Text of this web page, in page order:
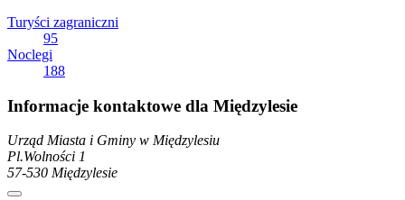
Turyści zagraniczni
95
Noclegi
188
Informacje kontaktowe dla Międzylesie
Urząd Miasta i Gminy w Międzylesiu
Pl.Wolności 1
57-530 Międzylesie